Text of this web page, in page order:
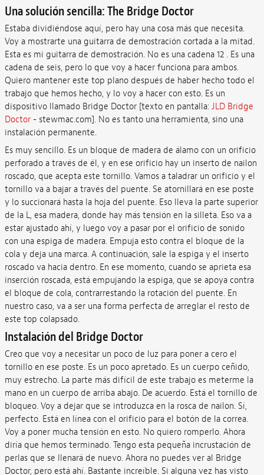
Una solución sencilla: The Bridge Doctor
Estaba dividiéndose aquí, pero hay una cosa más que necesita.
Voy a mostrarte una guitarra de demostración cortada a la mitad.
Esta es mi guitarra de demostración. No es una cadena 12 . Es una
cadena de seis, pero lo que voy a hacer funciona para ambos.
Quiero mantener este top plano después de haber hecho todo el
trabajo que hemos hecho, y lo voy a hacer con esto. Es un
dispositivo llamado Bridge Doctor [texto en pantalla: JLD Bridge
Doctor- stewmac.com]. No es tanto una herramienta, sino una
instalación permanente.
Es muy sencillo. Es un bloque de madera de álamo con un orificio
perforado a través de él, y en ese orificio hay un inserto de nailon
roscado, que acepta este tornillo. Vamos a taladrar un orificio y el
tornillo va a bajar a través del puente. Se atornillará en ese poste
y lo succionará hasta la hoja del puente. Eso lleva la parte superior
de la L, esa madera, donde hay más tensión en la silleta. Eso va a
estar ajustado ahí, y luego voy a pasar por el orificio de sonido
con una espiga de madera. Empuja esto contra el bloque de la
cola y deja una marca. A continuación, sale la espiga y el inserto
roscado va hacia dentro. En ese momento, cuando se aprieta esa
inserción roscada, está empujando la espiga, que se apoya contra
el bloque de cola, contrarrestando la rotación del puente. En
nuestro caso, va a ser una forma perfecta de arreglar el resto de
este top colapsado.
Instalación del Bridge Doctor
Creo que voy a necesitar un poco de luz para poner a cero el
tornillo en ese poste. Es un poco apretado. Es un cuerpo ceñido,
muy estrecho. La parte más difícil de este trabajo es meterme la
mano en un cuerpo de arriba abajo. De acuerdo. Está el tornillo de
bloqueo. Voy a dejar que se introduzca en la rosca de nailon. Sí,
perfecto. Está en línea con el orificio para el botón de la correa.
Voy a poner mucha tensión en esto. No quiero romperlo. Ahora
diría que hemos terminado. Tengo esta pequeña incrustación de
perlas que se llenará de nuevo. Ahora no puedes ver al Bridge
Doctor, pero está ahí. Bastante increíble. Si alguna vez has visto